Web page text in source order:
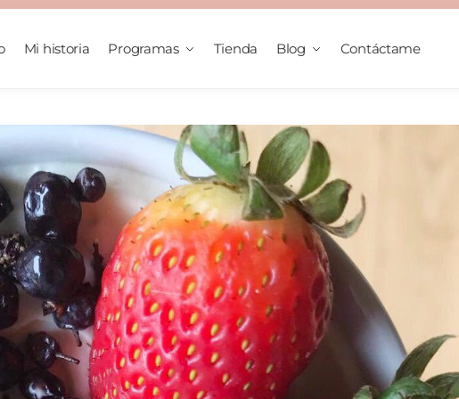
Mi historia Programas Tienda Blog Contáctame